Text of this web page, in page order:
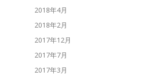
2018年4月
2018年2月
2017年12月
2017年7月
2017年3月